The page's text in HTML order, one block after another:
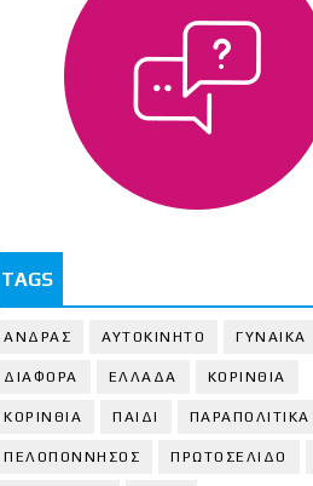
TAGS
ΑΝΔΡΑΣ ΑΥΤΟΚΙΝΗΤΟ ΓΥΝΑΙΚΑ
ΔΙΑΦΟΡΑ ΕΛΛΑΔΑ ΚΟΡΙΝΘΙΑ
ΚΟΡΙΝΘΙA ΠΑΙΔΙ ΠΑΡΑΠΟΛΙΤΙΚΑ
ΠΕΛΟΠΟΝΝΗΣΟΣ ΠΡΩΤΟΣΕΛΙΔΟ